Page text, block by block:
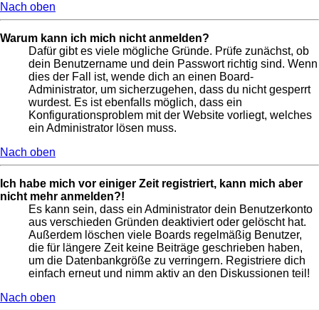
Nach oben
Warum kann ich mich nicht anmelden?
Dafür gibt es viele mögliche Gründe. Prüfe zunächst, ob
dein Benutzername und dein Passwort richtig sind. Wenn
dies der Fall ist, wende dich an einen Board-
Administrator, um sicherzugehen, dass du nicht gesperrt
wurdest. Es ist ebenfalls möglich, dass ein
Konfigurationsproblem mit der Website vorliegt, welches
ein Administrator lösen muss.
Nach oben
Ich habe mich vor einiger Zeit registriert, kann mich aber
nicht mehr anmelden?!
Es kann sein, dass ein Administrator dein Benutzerkonto
aus verschieden Gründen deaktiviert oder gelöscht hat.
Außerdem löschen viele Boards regelmäßig Benutzer,
die für längere Zeit keine Beiträge geschrieben haben,
um die Datenbankgröße zu verringern. Registriere dich
einfach erneut und nimm aktiv an den Diskussionen teil!
Nach oben